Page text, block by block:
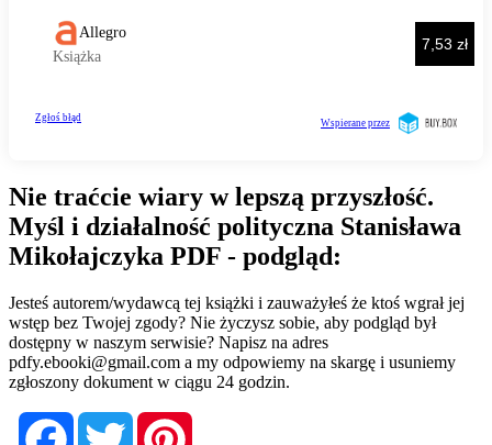
Nie traćcie wiary w lepszą przyszłość.
Myśl i działalność polityczna Stanisława
Mikołajczyka PDF - podgląd:
Jesteś autorem/wydawcą tej książki i zauważyłeś że ktoś wgrał jej
wstęp bez Twojej zgody? Nie życzysz sobie, aby podgląd był
dostępny w naszym serwisie? Napisz na adres
pdfy.ebooki@gmail.com a my odpowiemy na skargę i usuniemy
zgłoszony dokument w ciągu 24 godzin.
FacebookTwitter